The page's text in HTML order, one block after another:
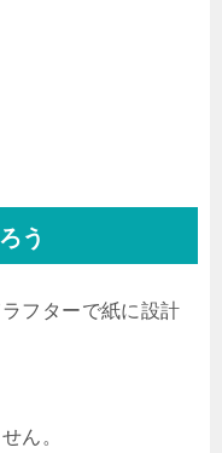
う
フターで紙に設計
ん。